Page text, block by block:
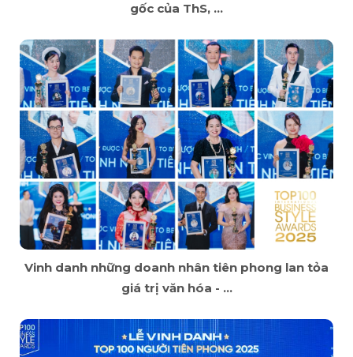
gốc của ThS, ...
Vinh danh những doanh nhân tiên phong lan tỏa
giá trị văn hóa - ...